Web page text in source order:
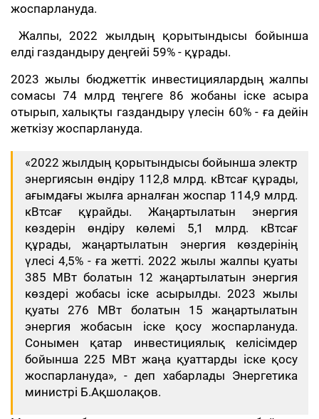
жоспарлануда.
Жалпы, 2022 жылдың қорытындысы бойынша
елді газдандыру деңгейі 59% - құрады.
2023 жылы бюджеттік инвестициялардың жалпы
сомасы 74 млрд теңгеге 86 жобаны іске асыра
отырып, халықты газдандыру үлесін 60% - ға дейін
жеткізу жоспарлануда.
«2022 жылдың қорытындысы бойынша электр
энергиясын өндіру 112,8 млрд. кВтсағ құрады,
ағымдағы жылға арналған жоспар 114,9 млрд.
кВтсағ құрайды. Жаңартылатын энергия
көздерін өндіру көлемі 5,1 млрд. кВтсағ
құрады, жаңартылатын энергия көздерінің
үлесі 4,5% - ға жетті. 2022 жылы жалпы қуаты
385 МВт болатын 12 жаңартылатын энергия
көздері жобасы іске асырылды. 2023 жылы
қуаты 276 МВт болатын 15 жаңартылатын
энергия жобасын іске қосу жоспарлануда.
Сонымен қатар инвестициялық келісімдер
бойынша 225 МВт жаңа қуаттарды іске қосу
жоспарлануда», - деп хабарлады Энергетика
министрі Б.Ақшолақов.